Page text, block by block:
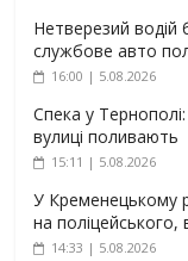
Нетверезий водій
службове авто
16:00 | 5.08.2026
Спека у
вулиці поливають
15:11 | 5.08.2026
У Кременецькому
на поліцейського,
14:33 | 5.08.2026